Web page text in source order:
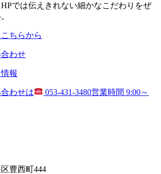
では伝えきれない細かなこだわりをぜ
ちらから
わせ
報
わせは 053-431-3480営業時間 9:00～
豊西町444